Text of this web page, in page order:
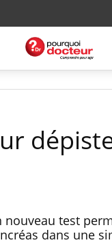
test
dans une